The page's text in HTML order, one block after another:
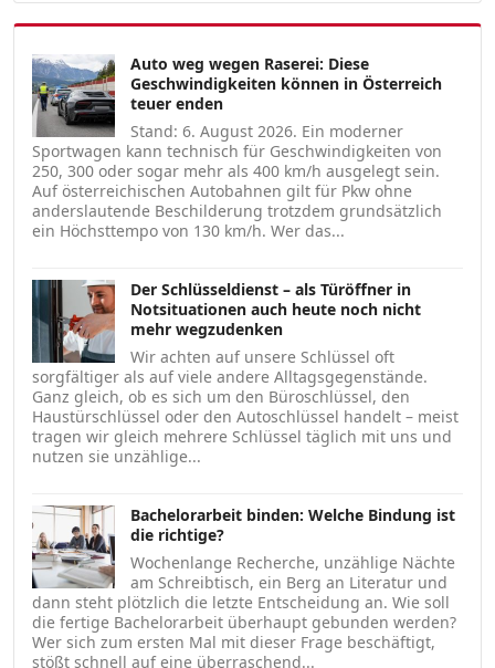
Auto weg wegen Raserei: Diese
Geschwindigkeiten können in Österreich
teuer enden
Stand: 6. August 2026. Ein moderner
Sportwagen kann technisch für Geschwindigkeiten von
250, 300 oder sogar mehr als 400 km/h ausgelegt sein.
Auf österreichischen Autobahnen gilt für Pkw ohne
anderslautende Beschilderung trotzdem grundsätzlich
ein Höchsttempo von 130 km/h. Wer das...
Der Schlüsseldienst – als Türöffner in
Notsituationen auch heute noch nicht
mehr wegzudenken
Wir achten auf unsere Schlüssel oft
sorgfältiger als auf viele andere Alltagsgegenstände.
Ganz gleich, ob es sich um den Büroschlüssel, den
Haustürschlüssel oder den Autoschlüssel handelt – meist
tragen wir gleich mehrere Schlüssel täglich mit uns und
nutzen sie unzählige...
Bachelorarbeit binden: Welche Bindung ist
die richtige?
Wochenlange Recherche, unzählige Nächte
am Schreibtisch, ein Berg an Literatur und
dann steht plötzlich die letzte Entscheidung an. Wie soll
die fertige Bachelorarbeit überhaupt gebunden werden?
Wer sich zum ersten Mal mit dieser Frage beschäftigt,
stößt schnell auf eine überraschend...